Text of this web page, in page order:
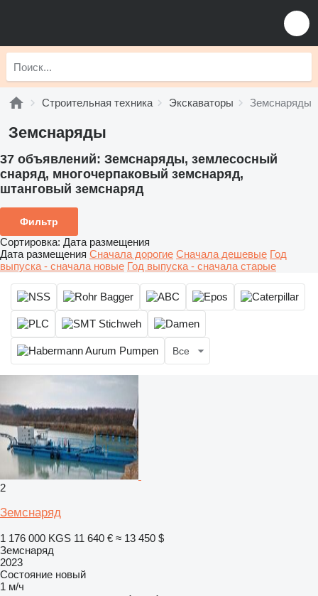
Строительная техника Экскаваторы Земснаряды
Земснаряды
37 объявлений: Земснаряды, землесосный
снаряд, многочерпаковый земснаряд,
штанговый земснаряд
Фильтр
Сортировка: Дата размещения
Дата размещения Сначала дорогие Сначала дешевые Год
выпуска - сначала новые Год выпуска - сначала старые
Все
2
Земснаряд
1 176 000 KGS 11 640 € ≈ 13 450 $
Земснаряд
2023
Состояние новый
1 м/ч